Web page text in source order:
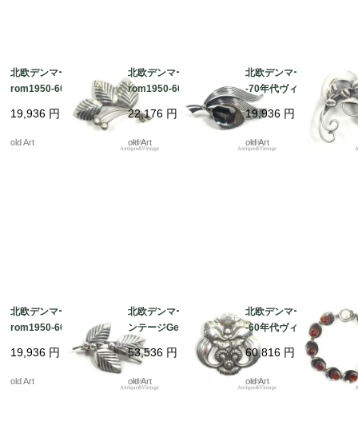
北欧デンマーク製N.E.F
rom1950-60年代ヴィ
ンテージスターリング
シルバー銀製リーフ葉
19,936 円
old Art
北欧デンマーク製N.E.F
rom1950-60年代ヴィ
ンテージカラーリリー
スターリングシルバー
22198】 @
22,176 円
old Art
北欧デンマーク製1960
-70年代ヴィンテージF
OLMERE社スターリン
グシルバー銀製リーフ
葉ピンブローチ【N-22
196】 @
19,936 円
old Art
北欧デンマーク製N.E.F
rom1950-60年代ヴィ
ンテージスターリング
シルバー銀製リーフ葉
ピンブローチ【N-2219
19,936 円
old Art
北欧デンマーク製ヴィ
ンテージGeorg Jense
nジョージジェンセンス
ターリングシルバー銀
製植物ブローチ#97【N
-22193】 @
53,536 円
old Art
北欧デンマーク製1950
-60年代ヴィンテージN.
E.Fromスターリングシ
ルバー銀製琥珀ブレス
レット【19.5cm】【N-
22192】 @
60,816 円
old Art